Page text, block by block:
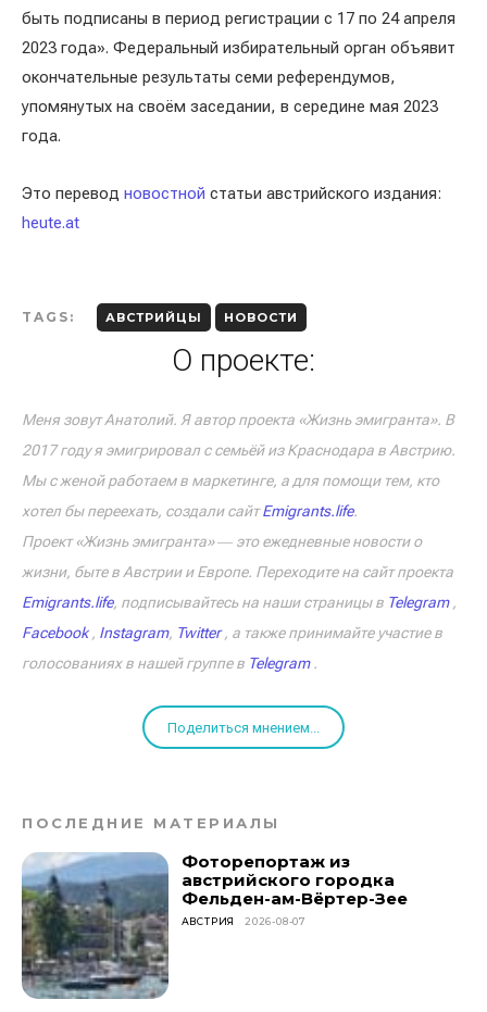
быть подписаны в период регистрации с 17 по 24 апреля
2023 года». Федеральный избирательный орган объявит
окончательные результаты семи референдумов,
упомянутых на своём заседании, в середине мая 2023
года.
Это перевод новостной статьи австрийского издания:
heute.at
TAGS: АВСТРИЙЦЫ НОВОСТИ
О проекте:
Меня зовут Анатолий. Я автор проекта «Жизнь эмигранта». В
2017 году я эмигрировал с семьёй из Краснодара в Австрию.
Мы с женой работаем в маркетинге, а для помощи тем, кто
хотел бы переехать, создали сайтEmigrants.life.
Проект «Жизнь эмигранта» ― это ежедневные новости о
жизни, быте в Австрии и Европе. Переходите на сайт проекта
Emigrants.life, подписывайтесь на наши страницы в Telegram,
Facebook, Instagram, Twitter, а также принимайте участие в
голосованиях в нашей группе в Telegram.
Поделиться мнением...
ПОСЛЕДНИЕ МАТЕРИАЛЫ
Фоторепортаж из
австрийского городка
Фельден-ам-Вёртер-Зее
АВСТРИЯ 2026-08-07